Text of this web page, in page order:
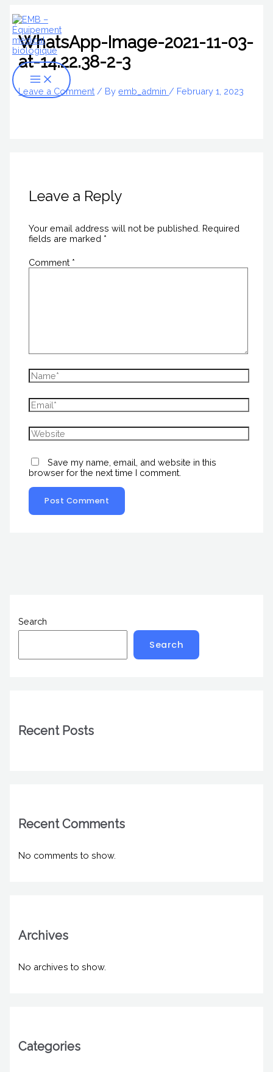
to
content
Menu
WhatsApp-Image-2021-11-03-
at-14.22.38-2-3
Leave a Comment / Byemb_admin / February 1, 2023
Leave a Reply
Your email address will not be published. Required
fields are marked *
Comment *
Save my name, email, and website in this
browser for the next time I comment.
Search
Search
Recent Posts
Recent Comments
No comments to show.
Archives
No archives to show.
Categories
e
a
r
h